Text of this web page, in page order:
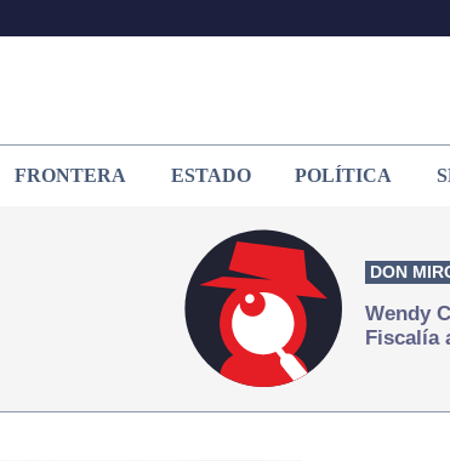
FRONTERA ESTADO POLÍTICA
DON
Wendy
Fiscalía